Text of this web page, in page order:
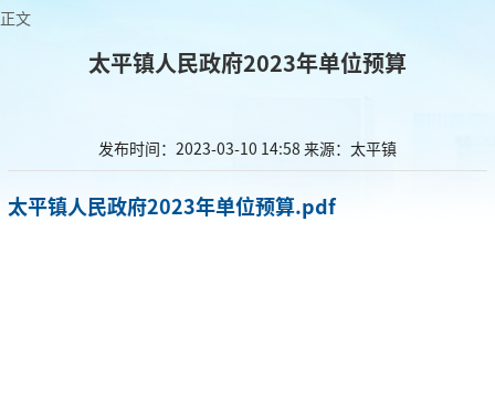
正文
太平镇人民政府2023年单位预算
发布时间：2023-03-10 14:58 来源：太平镇
太平镇人民政府2023年单位预算.pdf